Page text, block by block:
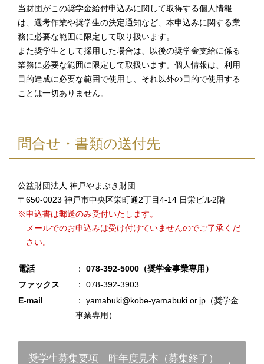
当財団がこの奨学金給付申込みに関して取得する個人情報
は、選考作業や奨学生の決定通知など、本申込みに関する業
務に必要な範囲に限定して取り扱います。
また奨学生として採用した場合は、以後の奨学金支給に係る
業務に必要な範囲に限定して取扱います。個人情報は、利用
目的達成に必要な範囲で使用し、それ以外の目的で使用する
ことは一切ありません。
問合せ・書類の送付先
公益財団法人 神戸やまぶき財団
〒650-0023 神戸市中央区栄町通2丁目4-14 日栄ビル2階
※申込書は郵送のみ受付いたします。
メールでのお申込みは受け付けていませんのでご了承くだ
さい。
電話 ：
078-392-5000（奨学金事業専用）
ファックス
： 078-392-3903
E-mail
： yamabuki@kobe-yamabuki.or.jp（奨学金
事業専用）
奨学生募集要項 昨年度見本（募集終了）